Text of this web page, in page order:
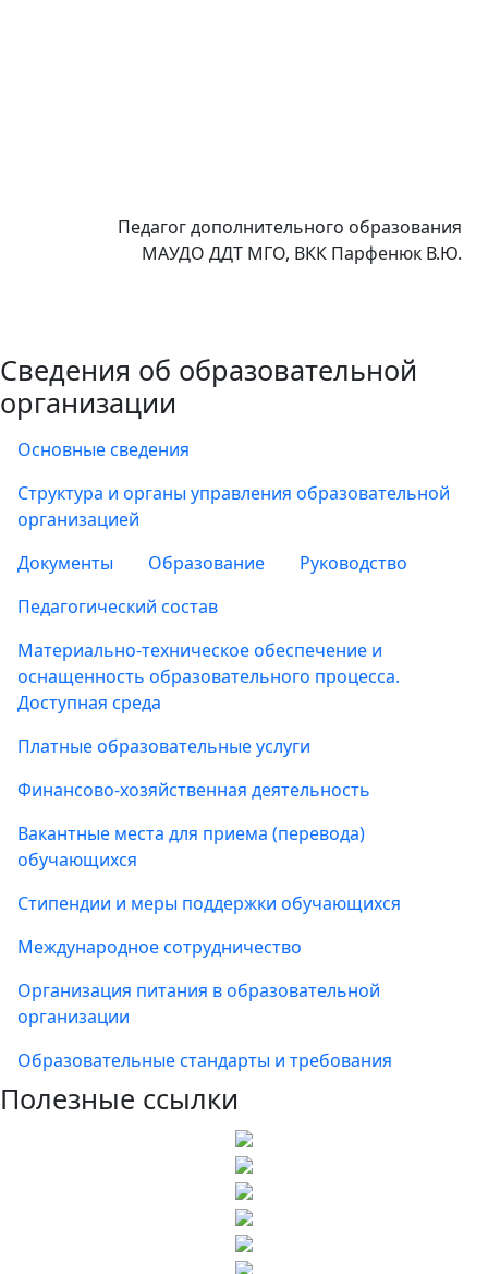
Педагог дополнительного образования
МАУДО ДДТ МГО, ВКК Парфенюк В.Ю.
Сведения об образовательной
организации
Основные сведения
Структура и органы управления образовательной
организацией
Документы
Образование
Руководство
Педагогический состав
Материально-техническое обеспечение и
оснащенность образовательного процесса.
Доступная среда
Платные образовательные услуги
Финансово-хозяйственная деятельность
Вакантные места для приема (перевода)
обучающихся
Стипендии и меры поддержки обучающихся
Международное сотрудничество
Организация питания в образовательной
организации
Образовательные стандарты и требования
Полезные ссылки